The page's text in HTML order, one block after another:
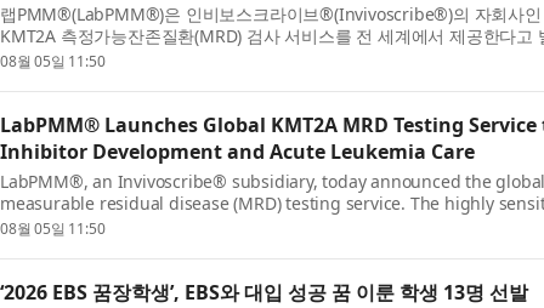
랩PMM®(LabPMM®)은 인비보스크라이브®(Invivoscribe®)의 자회사
KMT2A 측정가능잔존질환(MRD) 검사 서비스를 전 세계에서 제공한다고
반의 이 서비스는 랩PMM의 글로벌 검사실 네트워크를 통해 의료진, 임...
08월 05일 11:50
LabPMM® Launches Global KMT2A MRD Testing
Inhibitor Development and Acute Leukemia Care
LabPMM®, an Invivoscribe® subsidiary, today announced the
measurable residual disease (MRD) testing service. The highly
available to healthcare providers, clinical researchers, ...
08월 05일 11:50
‘2026 EBS 꿈장학생’, EBS와 대입 성공 꿈 이룬 학생 13명 선발